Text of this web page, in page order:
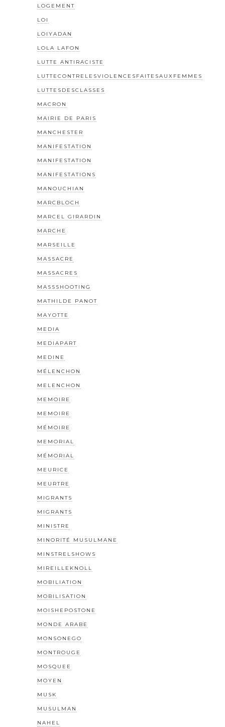
LOGEMENT
LOI
LOIYADAN
LOLA LAFON
LUTTE ANTIRACISTE
LUTTECONTRELESVIOLENCESFAITESAUXFEMMES
LUTTESDESCLASSES
MACRON
MAIRIE DE PARIS
MANCHESTER
MANIFESTATION
MANIFESTATION
MANIFESTATIONS
MANOUCHIAN
MARCBLOCH
MARCEL GIRARDIN
MARCHE
MARSEILLE
MASSACRE
MASSACRES
MASSSHOOTING
MATHILDE PANOT
MAYOTTE
MEDIA
MEDIAPART
MEDINE
MÉLENCHON
MELENCHON
MEMOIRE
MEMOIRE
MÉMOIRE
MEMORIAL
MÉMORIAL
MEURICE
MEURTRE
MIGRANTS
MIGRANTS
MINISTRE
MINORITÉ MUSULMANE
MINSTRELSHOWS
MIREILLEKNOLL
MOBILIATION
MOBILISATION
MOISHEPOSTONE
MONDE ARABE
MONSONEGO
MONTROUGE
MOSQUEE
MOYEN
MUSK
MUSULMAN
NAHEL